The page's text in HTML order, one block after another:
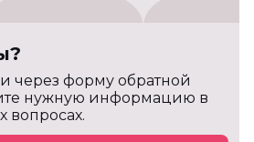
через форму обратной
нужную информацию в
вопросах.